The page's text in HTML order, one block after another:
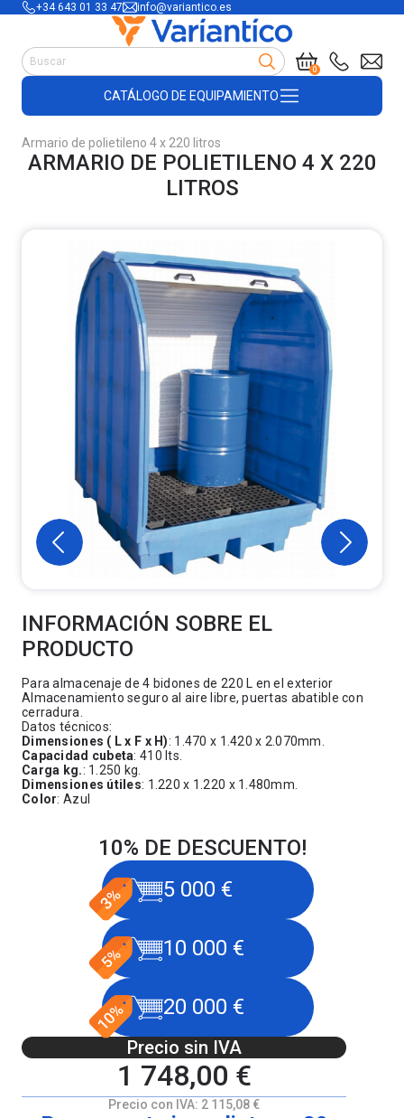
+34 643 01 33 47 info@variantico.es
0
CATÁLOGO DE EQUIPAMIENTO
Accesorios para carretillas
Útiles de almacén
Productos de plástico y madera
Encofrado
Armario de polietileno 4 x 220 litros
ARMARIO DE POLIETILENO 4 X 220
LITROS
INFORMACIÓN SOBRE EL
PRODUCTO
Para almacenaje de 4 bidones de 220 L en el exterior
Almacenamiento seguro al aire libre, puertas abatible con
cerradura.
Datos técnicos:
Dimensiones ( L x F x H): 1.470 x 1.420 x 2.070mm.
Capacidad cubeta: 410 lts.
Carga kg.: 1.250 kg.
Dimensiones útiles: 1.220 x 1.220 x 1.480mm.
Color: Azul
10% DE DESCUENTO!
5 000 €
10 000 €
20 000 €
Precio sin IVA
1 748,00 €
Precio con IVA: 2 115,08 €